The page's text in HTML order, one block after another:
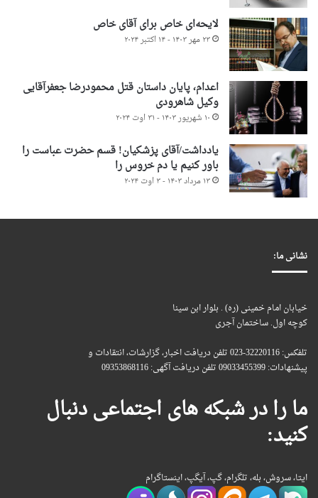
لایحه‌ای خاص برای آقای خاص
۲۳ مهر ۱۴۰۳ - ۱۴ اکتبر ۲۰۲۴
اعدام، پایان داستان قتل محمودرضا جعفرآقایی
وکیل شاهرودی
۱۰ شهریور ۱۴۰۳ - ۳۱ اوت ۲۰۲۴
یادداشت/آقای پزشکیان! قسم حضرت عباست را
باور کنیم یا دم خروس را
۱۳ مرداد ۱۴۰۳ - ۳ اوت ۲۰۲۴
نشانی ما:
خیابان امام خمینی (ره) . بلوار ابن سینا
کوچه اول. ساختمان آجری
تلفکس: 32220116-023 تلفن دریافت اخبار، گزارشات، انتقادات و
پیشنهادات: 09033455399 تلفن دریافت آگهی: 09353868116
ما را در شبکه های اجتماعی دنبال
کنید:
ایتا، سروش، بله، تلگرام، گپ، آیگپ، اینستاگرام